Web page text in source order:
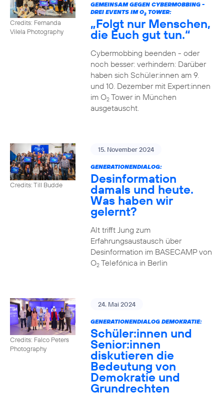
Credits: Fernanda
Vilela Photography
GEMEINSAM GEGEN CYBERMOBBING -
DREI EVENTS IM O2TOWER:
„Folgt nur Menschen,
die Euch gut tun.“
Cybermobbing beenden - oder
noch besser: verhindern: Darüber
haben sich Schüler:innen am 9.
und 10. Dezember mit Expert:innen
im O2Tower in München
ausgetauscht.
Credits: Till Budde
15. November 2024
GENERATIONENDIALOG:
Desinformation
damals und heute.
Was haben wir
gelernt?
Alt trifft Jung zum
Erfahrungsaustausch über
Desinformation im BASECAMP von
O2Telefónica in Berlin
Credits: Falco Peters
Photography
24. Mai 2024
GENERATIONENDIALOG DEMOKRATIE:
Schüler:innen und
Senior:innen
diskutieren die
Bedeutung von
Demokratie und
Grundrechten